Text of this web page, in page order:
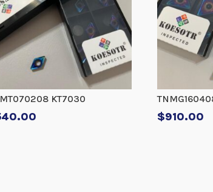
KT7030
$910.00